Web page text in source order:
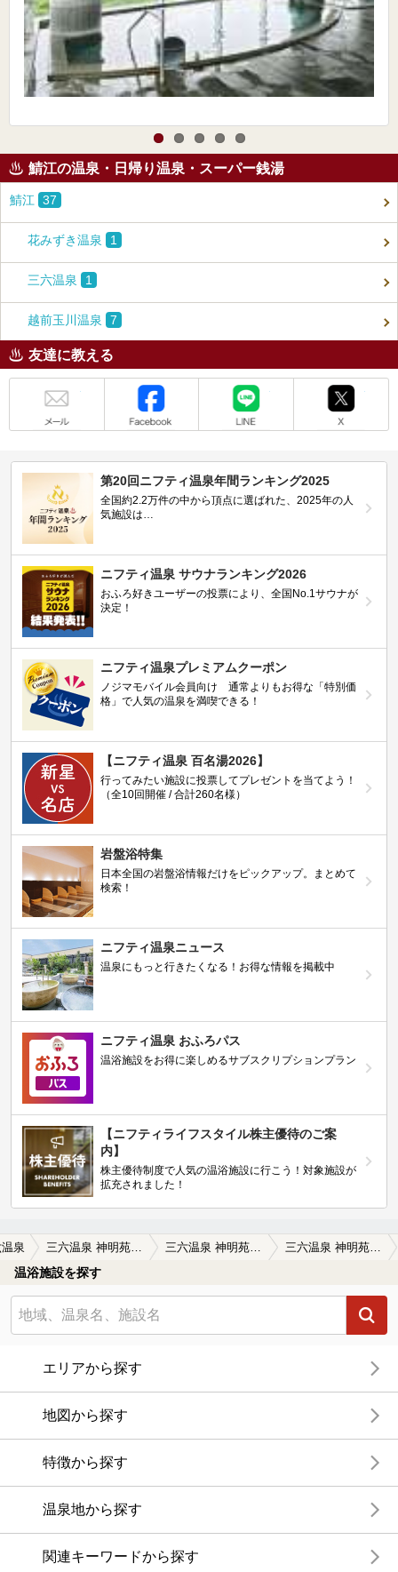
鯖江の温泉・日帰り温泉・スーパー銭湯
鯖江 37
花みずき温泉 1
三六温泉 1
越前玉川温泉 7
友達に教える
第20回ニフティ温泉年間ランキング2025
全国約2.2万件の中から頂点に選ばれた、2025年の人
気施設は…
ニフティ温泉 サウナランキング2026
おふろ好きユーザーの投票により、全国No.1サウナが
決定！
ニフティ温泉プレミアムクーポン
ノジマモバイル会員向け 通常よりもお得な「特別価
格」で人気の温泉を満喫できる！
【ニフティ温泉 百名湯2026】
行ってみたい施設に投票してプレゼントを当てよう！
（全10回開催 / 合計260名様）
岩盤浴特集
日本全国の岩盤浴情報だけをピックアップ。まとめて
検索！
ニフティ温泉ニュース
温泉にもっと行きたくなる！お得な情報を掲載中
ニフティ温泉 おふろパス
温浴施設をお得に楽しめるサブスクリプションプラン
【ニフティライフスタイル株主優待のご案
内】
株主優待制度で人気の温浴施設に行こう！対象施設が
拡充されました！
泉 三六温泉 神明苑（旧 ウェル神明苑）の口コミ 画像提供
温浴施設を探す
エリアから探す
地図から探す
特徴から探す
温泉地から探す
関連キーワードから探す